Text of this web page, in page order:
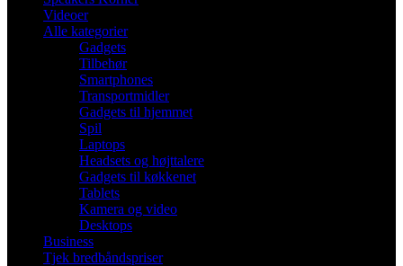
Videoer
Alle kategorier
Gadgets
Tilbehør
Smartphones
Transportmidler
Gadgets til hjemmet
Spil
Laptops
Headsets og højttalere
Gadgets til køkkenet
Tablets
Kamera og video
Desktops
Business
Tjek bredbåndspriser